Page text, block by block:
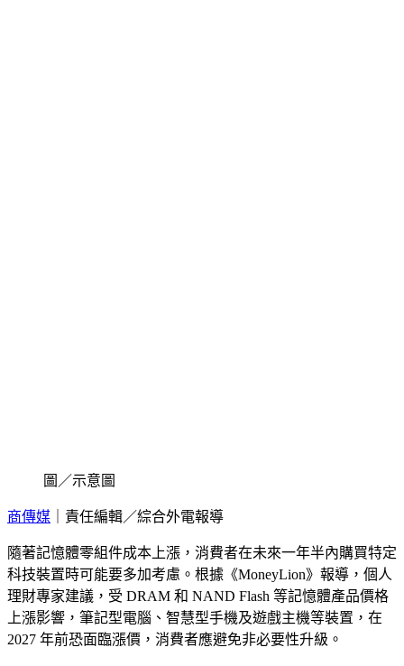
圖／示意圖
商傳媒 ｜責任編輯／綜合外電報導
隨著記憶體零組件成本上漲，消費者在未來一年半內購買特定
科技裝置時可能要多加考慮。根據《MoneyLion》報導，個人
理財專家建議，受 DRAM 和 NAND Flash 等記憶體產品價格
上漲影響，筆記型電腦、智慧型手機及遊戲主機等裝置，在
2027 年前恐面臨漲價，消費者應避免非必要性升級。